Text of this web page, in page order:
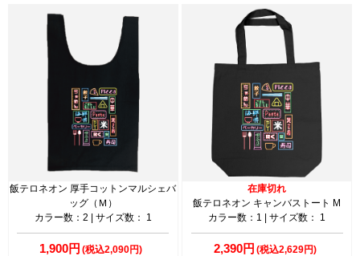
飯テロネオン 厚手コットンマルシェバ
ッグ（Ｍ）
カラー数：2 | サイズ数： 1
1,900円 (税込2,090円)
在庫切れ
飯テロネオン キャンバストート M
カラー数：1 | サイズ数： 1
2,390円 (税込2,629円)